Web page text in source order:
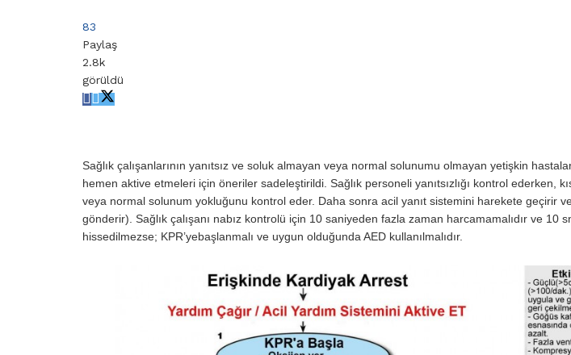
83
Paylaş
2.8k
görüldü
Sağlık çalışanlarının yanıtsız ve soluk almayan veya normal solunumu olmayan yetişkin
hemen aktive etmeleri için öneriler sadeleştirildi. Sağlık personeli yanıtsızlığı kontrol ederken,
veya normal solunum yokluğunu kontrol eder. Daha sonra acil yanıt sistemini harekete geçirir
gönderir). Sağlık çalışanı nabız kontrolü için 10 saniyeden fazla zaman harcamamalıdır ve 10
hissedilmezse; KPR’yebaşlanmalı ve uygun olduğunda AED kullanılmalıdır.